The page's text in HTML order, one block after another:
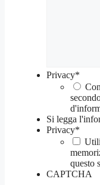
Privacy*
Si legga
Privacy*
questo
CAPTCHA